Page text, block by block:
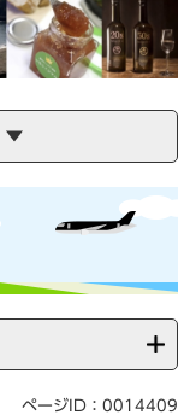
ページID：0014409